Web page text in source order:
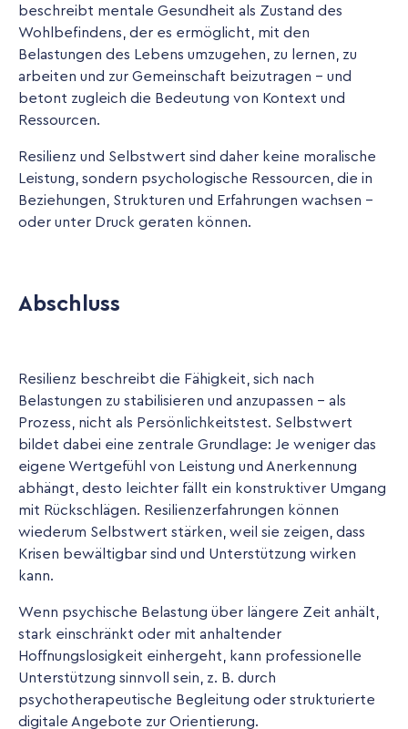
beschreibt mentale Gesundheit als Zustand des
Wohlbefindens, der es ermöglicht, mit den
Belastungen des Lebens umzugehen, zu lernen, zu
arbeiten und zur Gemeinschaft beizutragen – und
betont zugleich die Bedeutung von Kontext und
Ressourcen.
Resilienz und Selbstwert sind daher keine moralische
Leistung, sondern psychologische Ressourcen, die in
Beziehungen, Strukturen und Erfahrungen wachsen -
oder unter Druck geraten können.
Abschluss
Resilienz beschreibt die Fähigkeit, sich nach
Belastungen zu stabilisieren und anzupassen - als
Prozess, nicht als Persönlichkeitstest. Selbstwert
bildet dabei eine zentrale Grundlage: Je weniger das
eigene Wertgefühl von Leistung und Anerkennung
abhängt, desto leichter fällt ein konstruktiver Umgang
mit Rückschlägen. Resilienzerfahrungen können
wiederum Selbstwert stärken, weil sie zeigen, dass
Krisen bewältigbar sind und Unterstützung wirken
kann.
Wenn psychische Belastung über längere Zeit anhält,
stark einschränkt oder mit anhaltender
Hoffnungslosigkeit einhergeht, kann professionelle
Unterstützung sinnvoll sein, z. B. durch
psychotherapeutische Begleitung oder strukturierte
digitale Angebote zur Orientierung.